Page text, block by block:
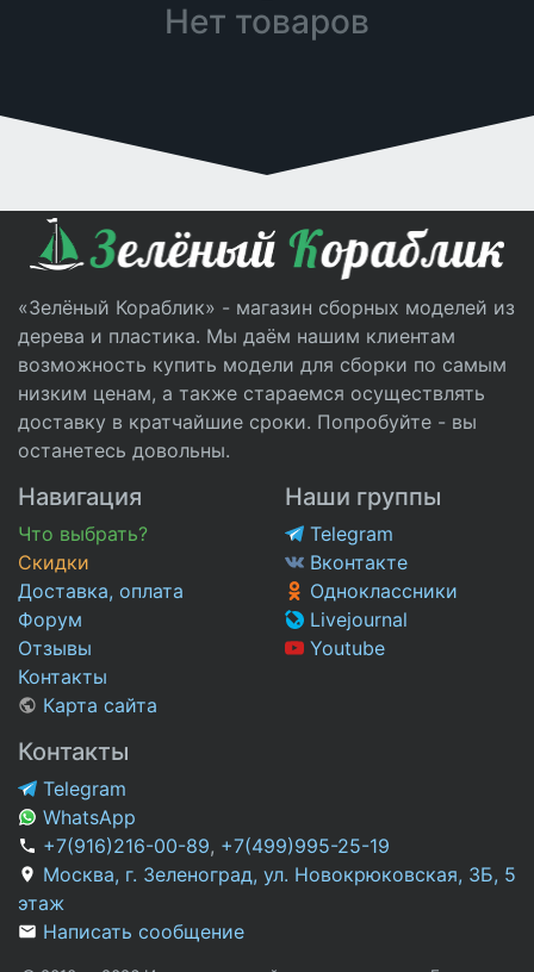
Нет товаров
«Зелёный Кораблик» - магазин сборных моделей из
дерева и пластика. Мы даём нашим клиентам
возможность купить модели для сборки по самым
низким ценам, а также стараемся осуществлять
доставку в кратчайшие сроки. Попробуйте - вы
останетесь довольны.
Навигация
Что выбрать?
Скидки
Доставка, оплата
Форум
Отзывы
Контакты
Карта сайта
Наши группы
Telegram
Вконтакте
Одноклассники
Livejournal
Youtube
Контакты
Telegram
WhatsApp
+7(916)216-00-89, +7(499)995-25-19
Москва, г. Зеленоград, ул. Новокрюковская, 3Б, 5
этаж
Написать сообщение